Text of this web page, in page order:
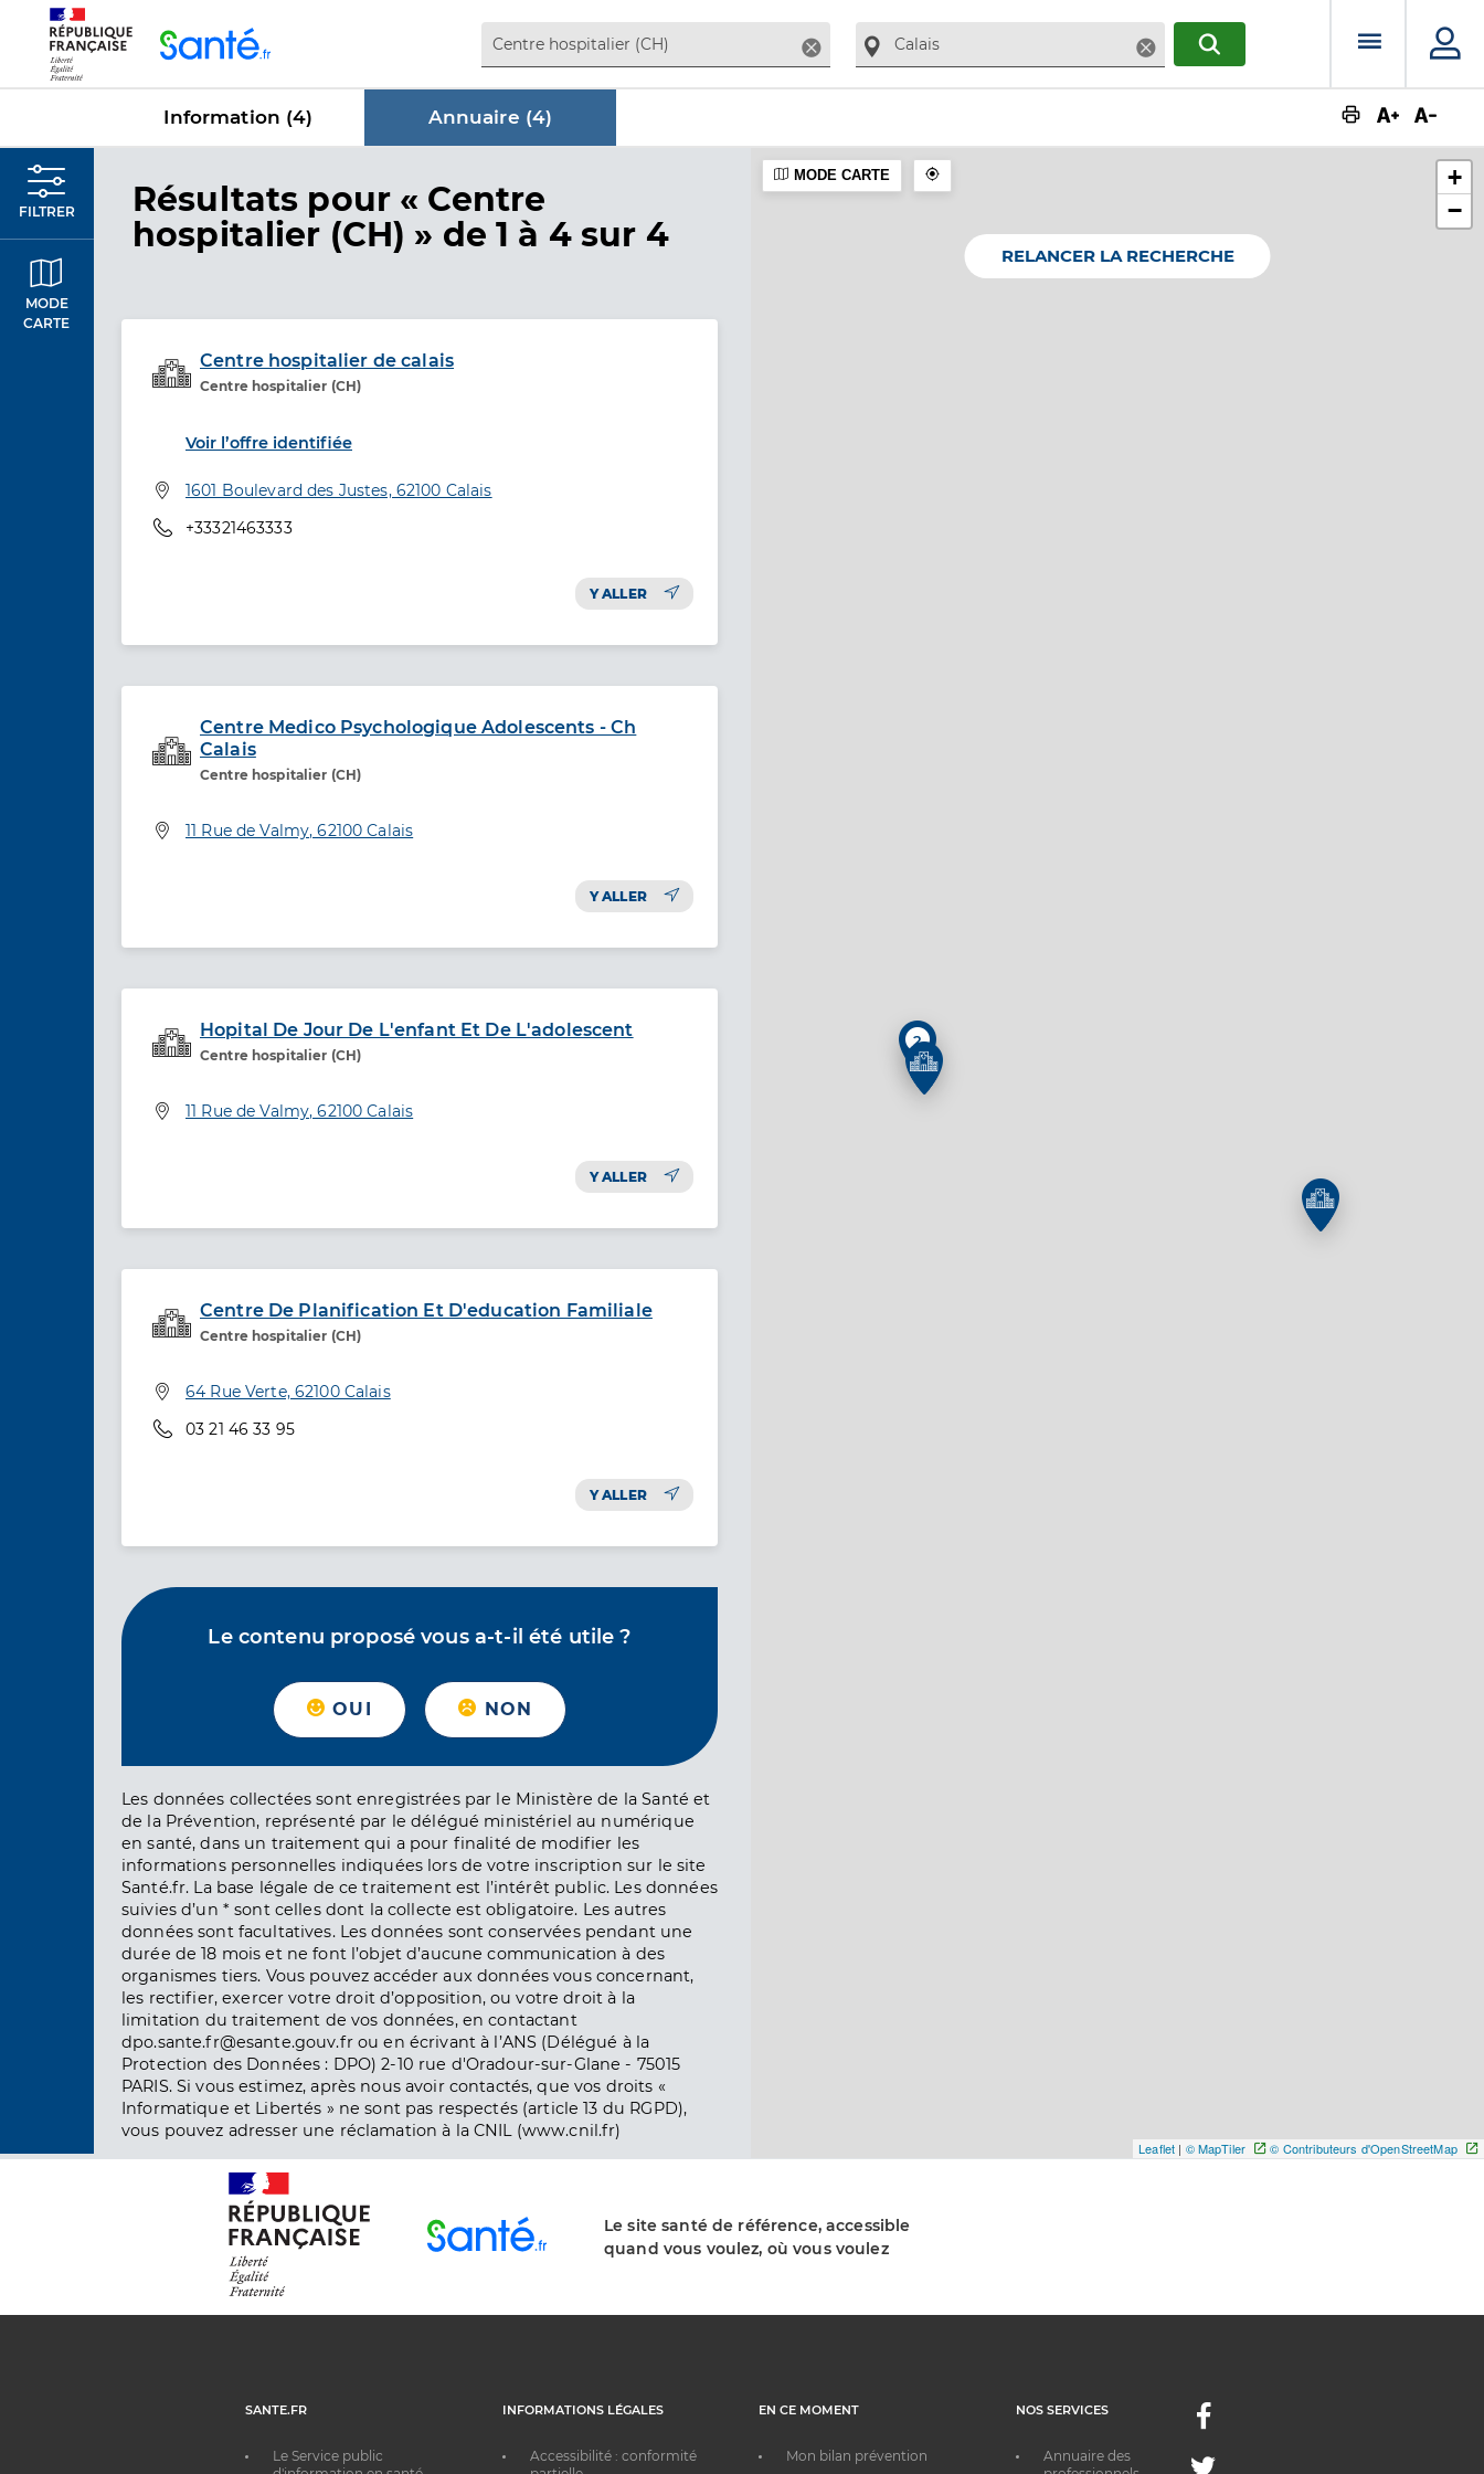
Supprimer SupprimerRECHERCHERMenu
Information (4) Annuaire (4)
FILTRER
MODE
CARTE
Résultats dans Annuaire
pour « Centre
hospitalier (CH) » de 1 à 4 sur 4
Centre hospitalier de calais
Centre hospitalier (CH)
Etablissement de soins
Voir l’offre identifiée
Adresse
1601 Boulevard des Justes, 62100 Calais
Téléphone
+33321463333
Y ALLER
Centre Medico Psychologique Adolescents - Ch
Calais
Centre hospitalier (CH)
Service de santé
Adresse
11 Rue de Valmy, 62100 Calais
Y ALLER
Hopital De Jour De L'enfant Et De L'adolescent
Centre hospitalier (CH)
Service de santé
Adresse
11 Rue de Valmy, 62100 Calais
Y ALLER
Centre De Planification Et D'education Familiale
Centre hospitalier (CH)
Service de santé
Adresse
64 Rue Verte, 62100 Calais
Téléphone
03 21 46 33 95
Y ALLER
Le contenu proposé vous a-t-il été utile ?
OUI NON
Les données collectées sont enregistrées par le Ministère de la Santé et
de la Prévention, représenté par le délégué ministériel au numérique
en santé, dans un traitement qui a pour finalité de modifier les
informations personnelles indiquées lors de votre inscription sur le site
Santé.fr. La base légale de ce traitement est l’intérêt public. Les données
suivies d’un * sont celles dont la collecte est obligatoire. Les autres
données sont facultatives. Les données sont conservées pendant une
durée de 18 mois et ne font l’objet d’aucune communication à des
organismes tiers. Vous pouvez accéder aux données vous concernant,
les rectifier, exercer votre droit d’opposition, ou votre droit à la
limitation du traitement de vos données, en contactant
dpo.sante.fr@esante.gouv.fr ou en écrivant à l’ANS (Délégué à la
Protection des Données : DPO) 2-10 rue d'Oradour-sur-Glane - 75015
PARIS. Si vous estimez, après nous avoir contactés, que vos droits «
Informatique et Libertés » ne sont pas respectés (article 13 du RGPD),
vous pouvez adresser une réclamation à la CNIL (www.cnil.fr)
2
+
−
Leaflet | © MapTiler © Contributeurs d'OpenStreetMap
MODE CARTE
RELANCER LA RECHERCHE
Le site santé de référence, accessible
quand vous voulez, où vous voulez
SANTE.FR
Le Service public
INFORMATIONS LÉGALES
Accessibilité : conformité
EN CE MOMENT
Mon bilan prévention
NOS SERVICES
Annuaire des
Facebook
Twitter
Panneau de gestion des cookies